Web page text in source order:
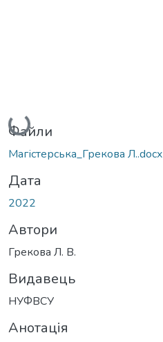
Вантажиться...
Файли
Магістерська_Грекова Л..docx
Дата
2022
Автори
Грекова Л. В.
Видавець
НУФВСУ
Анотація